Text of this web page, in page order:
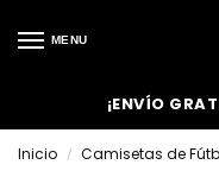
MENU
¡ENVÍO
Inicio / Camisetas de